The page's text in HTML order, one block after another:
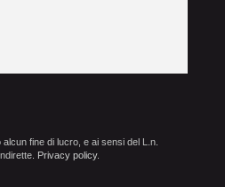
fine di lucro, e ai sensi del L.n.
Privacy policy.